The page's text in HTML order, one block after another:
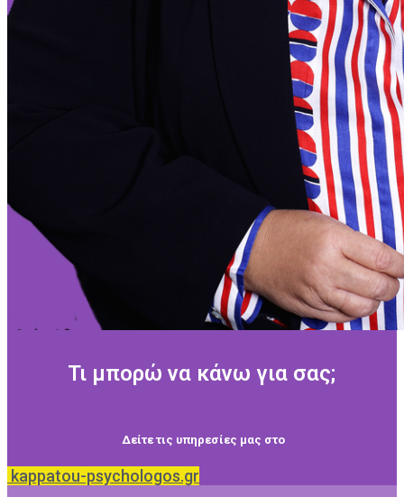
Τι μπορώ να κάνω για σας;
Δείτε τις υπηρεσίες μας στο
kappatou-psychologos.gr